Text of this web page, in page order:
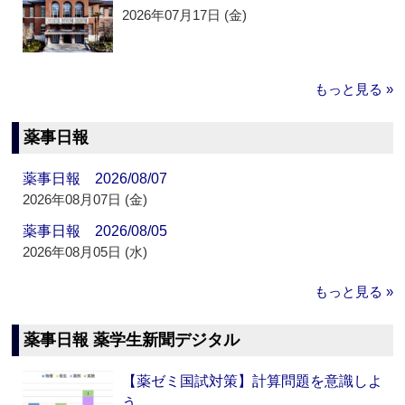
2026年07月17日 (金)
もっと見る »
薬事日報
薬事日報 2026/08/07
2026年08月07日 (金)
薬事日報 2026/08/05
2026年08月05日 (水)
もっと見る »
薬事日報 薬学生新聞デジタル
【薬ゼミ国試対策】計算問題を意識しよ